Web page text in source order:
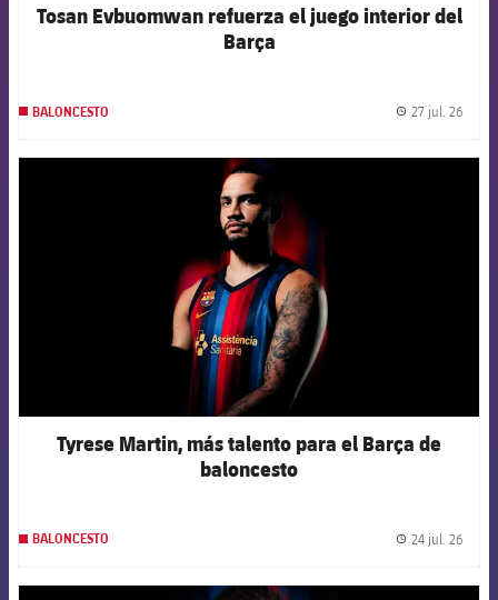
Tosan Evbuomwan refuerza el juego interior del
Barça
BALONCESTO 27 jul. 26
FCB Barcelona badge
Tyrese Martin, más talento para el Barça de
baloncesto
BALONCESTO 24 jul. 26
FCB Barcelona badge